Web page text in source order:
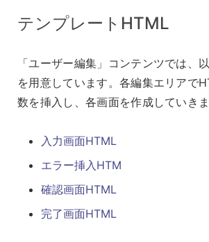
テンプレートHTML
「ユーザー編集」コンテンツでは、
を用意しています。各編集エリアで
数を挿入し、各画面を作成していきま
入力画面HTML
エラー挿入HTM
確認画面HTML
完了画面HTML